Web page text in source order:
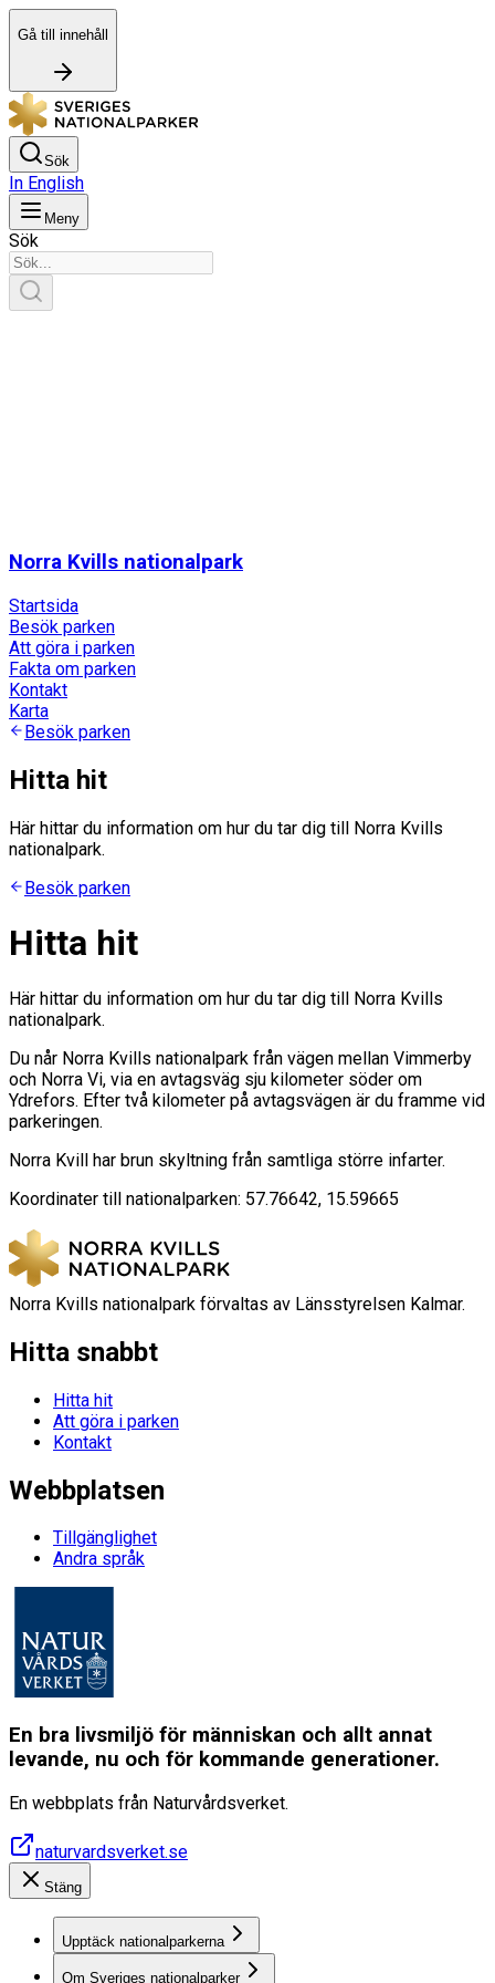
Gå till innehåll
Sök
In English
Meny
Sök
Norra Kvills nationalpark
Startsida
Besök parken
Att göra i parken
Fakta om parken
Kontakt
Karta
Besök parken
Hitta hit
Här hittar du information om hur du tar dig till Norra Kvills
nationalpark.
Besök parken
Hitta hit
Här hittar du information om hur du tar dig till Norra Kvills
nationalpark.
Du når Norra Kvills nationalpark från vägen mellan Vimmerby
och Norra Vi, via en avtagsväg sju kilometer söder om
Ydrefors. Efter två kilometer på avtagsvägen är du framme vid
parkeringen.
Norra Kvill har brun skyltning från samtliga större infarter.
Koordinater till nationalparken: 57.76642, 15.59665
Norra Kvills nationalpark förvaltas av Länsstyrelsen Kalmar.
Hitta snabbt
Hitta hit
Att göra i parken
Kontakt
Webbplatsen
Tillgänglighet
Andra språk
En bra livsmiljö för människan och allt annat
levande, nu och för kommande generationer.
En webbplats från Naturvårdsverket.
naturvardsverket.se
Stäng
Upptäck nationalparkerna
Om Sveriges nationalparker